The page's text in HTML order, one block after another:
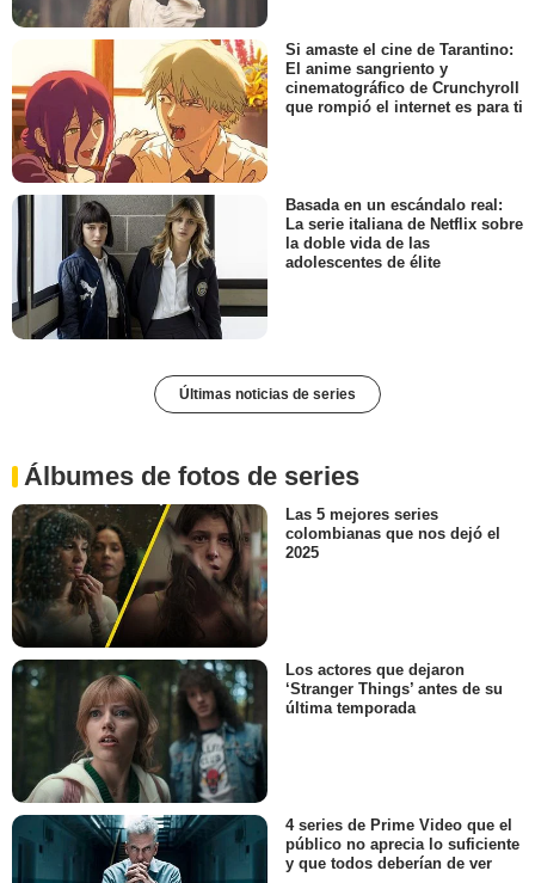
Si amaste el cine de Tarantino:
El anime sangriento y
cinematográfico de Crunchyroll
que rompió el internet es para ti
Basada en un escándalo real:
La serie italiana de Netflix sobre
la doble vida de las
adolescentes de élite
Últimas noticias de series
Álbumes de fotos de series
Las 5 mejores series
colombianas que nos dejó el
2025
Los actores que dejaron
‘Stranger Things’ antes de su
última temporada
4 series de Prime Video que el
público no aprecia lo suficiente
y que todos deberían de ver